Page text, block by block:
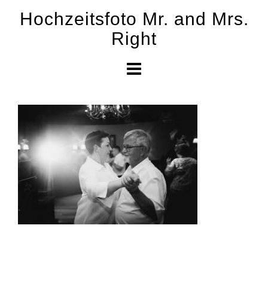
Hochzeitsfoto Mr. and Mrs.
Right